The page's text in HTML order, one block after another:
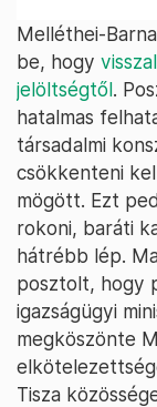
Melléthei-
be, hogy
jelöltségtől.
hatalmas
társadalmi
csökkenteni
mögött. Ezt
rokoni, baráti
hátrébb lép.
posztolt, hogy
igazságügyi
megköszönte
Tisza